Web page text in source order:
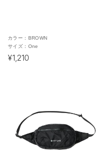
カラー： BROWN
サイズ： One
¥1,210